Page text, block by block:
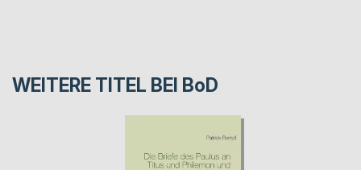
WEITERE TITEL BEI BoD